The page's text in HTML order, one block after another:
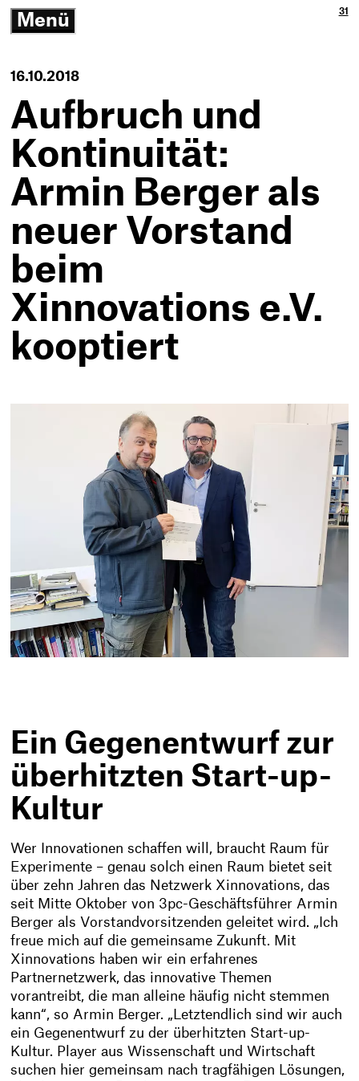
Menü
31
16.10.2018
Aufbruch und
Kontinuität:
Armin Berger als
neuer Vorstand
beim
Xinnovations e.V.
kooptiert
Ein Gegenentwurf zur
überhitzten Start-up-
Kultur
Wer Innovationen schaffen will, braucht Raum für
Experimente – genau solch einen Raum bietet seit
über zehn Jahren das Netzwerk Xinnovations, das
seit Mitte Oktober von 3pc-Geschäftsführer Armin
Berger als Vorstandvorsitzenden geleitet wird. „Ich
freue mich auf die gemeinsame Zukunft. Mit
Xinnovations haben wir ein erfahrenes
Partnernetzwerk, das innovative Themen
vorantreibt, die man alleine häufig nicht stemmen
kann“, so Armin Berger. „Letztendlich sind wir auch
ein Gegenentwurf zu der überhitzten Start-up-
Kultur. Player aus Wissenschaft und Wirtschaft
suchen hier gemeinsam nach tragfähigen Lösungen,